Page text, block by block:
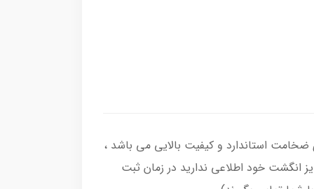
انگشتر از نقره اصل با عیار بین المللی 925 ساخته شده و دارای ضخامت استاندارد و کیفیت بالایی می‌ باشد ،
انگشت خود اطلاعی ندارید در زمان ثبت